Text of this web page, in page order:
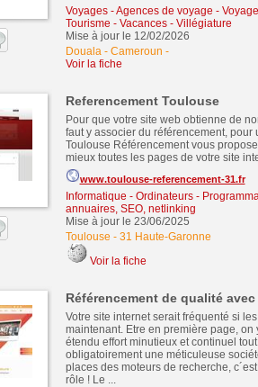
Voyages - Agences de voyage -
Tourisme - Vacances - Villégiature
Mise à jour le 12/02/2026
Douala - Cameroun -
Voir la fiche
Referencement Toulouse
Pour que votre site web obtienne de
faut y associer du référencement,
Toulouse Référencement vous
mieux toutes les pages de votre site
www.toulouse-referencement-31.fr
Informatique - Ordinateurs -
annuaires, SEO, netlinking
Mise à jour le 23/06/2025
Toulouse - 31 Haute-Garonne
Voir la fiche
Référencement de qualité
Votre site internet serait fréquenté si
maintenant. Etre en première page, on
étendu effort minutieux et continuel
obligatoirement une méticuleuse
places des moteurs de recherche,
rôle ! Le ...